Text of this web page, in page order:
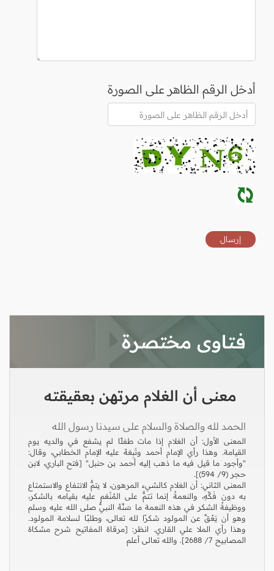
أدخل الرقم الظاهر على الصورة
فتاوى مختصرة
معنى أن الغلام مرتهن بعقيقته
الحمد لله والصلاة والسلام على سيدنا رسول الله
المعنى الأول: أن الغلام إذا مات طفلًا لم يشفع في والديه يوم
القيامة. وهذا رأي الإمام أحمد وتَبِعَهُ عليه الإمام الخطابي، وقال:
"وأجود ما قيل فيه ما ذهب إليه أحمد بن حنبل" [فتح الباري، لابن
حجر (9/ 594)].
المعنى الثاني: أن الغلام كالشيء المرهون، لا يتمُّ الانتفاع والاستمتاع
به دون ‌فَكِّهِ، والنعمةُ إنما تتمُّ على المُنْعَم عليه بقيامه بالشكر،
ووظيفةُ الشكر في هذه النعمة ما سَنَّهُ النبيُّ صلى الله عليه وسلم
وهو أن يَعُقَّ عن المولود شكرًا لله تعالى، وطلبًا لسلامة المولود.
وهذا رأي الملا علي القاري. انظر: [مرقاة المفاتيح شرح مشكاة
المصابيح 7/ 2688]. والله تعالى أعلم